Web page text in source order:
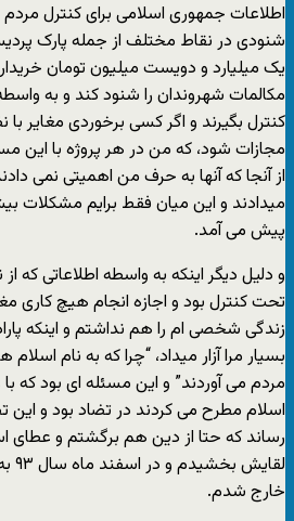
اطلاعات جمهوری اسلامی برای کنترل
یک میلیارد و دویست میلیون تومان
مکالمات شهروندان را شنود کند و به
کنترل بگیرند و اگر کسی برخوردی مغایر
مجازات شود، که من در هر پروژه با این
از آنجا که آنها به حرف من اهمیتی نمی
میدادند و این میان فقط برایم مشکلات
پیش می آمد.
و دلیل دیگر اینکه به واسطه اطلاعاتی که
تحت کنترل بود و اجازه انجام هیچ کاری
زندگی شخصی ام را هم نداشتم و اینکه
بسیار مرا آزار میداد، “چرا که به نام
مردم می آوردند” و این مسئله ای بود
اسلام مطرح می کردند در تضاد بود و این
رساند که حتا از دین هم برگشتم و عطای
خارج شدم.